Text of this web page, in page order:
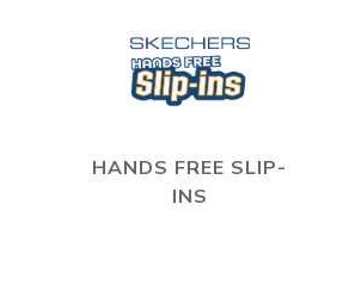
HANDS FREE SLIP-
INS